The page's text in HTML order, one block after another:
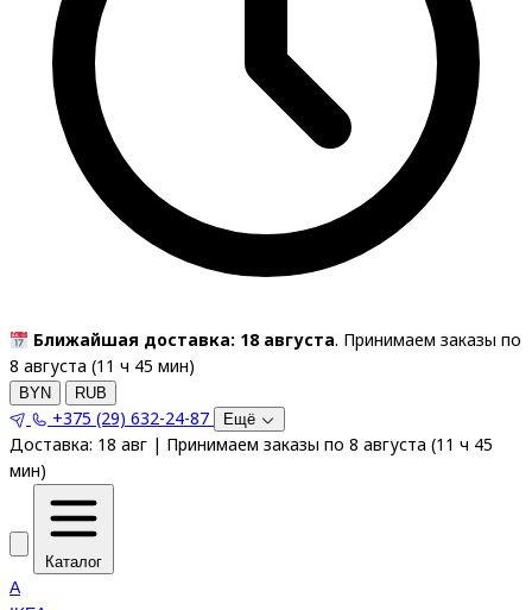
Ближайшая доставка: 18 августа. Принимаем заказы по
8 августа (11 ч 45 мин)
BYN RUB
+375 (29) 632-24-87 Ещё
Доставка: 18 авг | Принимаем заказы по 8 августа (11 ч 45
мин)
Каталог
A